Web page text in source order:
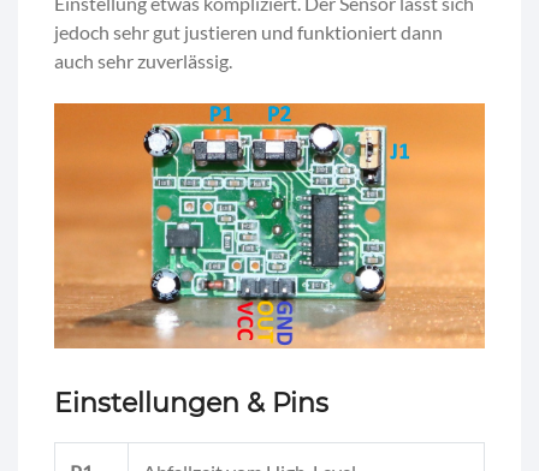
jedoch sehr gut justieren und funktioniert dann
auch sehr zuverlässig.
Einstellungen & Pins